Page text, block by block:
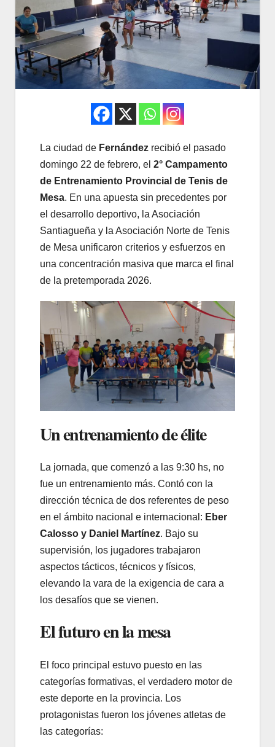
La ciudad de Fernández recibió el pasado
domingo 22 de febrero, el 2° Campamento
de Entrenamiento Provincial de Tenis de
Mesa. En una apuesta sin precedentes por
el desarrollo deportivo, la Asociación
Santiagueña y la Asociación Norte de Tenis
de Mesa unificaron criterios y esfuerzos en
una concentración masiva que marca el final
de la pretemporada 2026.
Un entrenamiento de élite
La jornada, que comenzó a las 9:30 hs, no
fue un entrenamiento más. Contó con la
dirección técnica de dos referentes de peso
en el ámbito nacional e internacional: Eber
Calosso y Daniel Martínez. Bajo su
supervisión, los jugadores trabajaron
aspectos tácticos, técnicos y físicos,
elevando la vara de la exigencia de cara a
los desafíos que se vienen.
El futuro en la mesa
El foco principal estuvo puesto en las
categorías formativas, el verdadero motor de
este deporte en la provincia. Los
protagonistas fueron los jóvenes atletas de
las categorías: